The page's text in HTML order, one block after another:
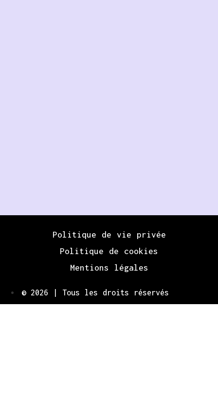
Politique de vie privée
Politique de cookies
Mentions légales
© 2026 | Tous les droits réservés